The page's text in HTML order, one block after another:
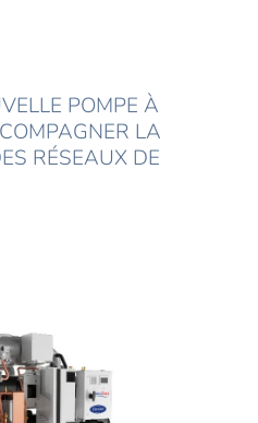
POMPE À
LA
RÉSEAUX DE